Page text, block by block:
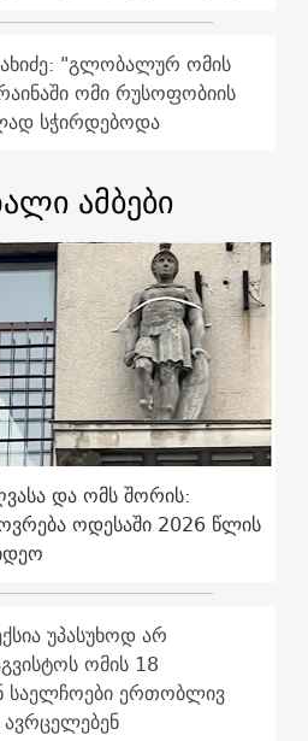
"გლობალურ ომის
ომი რუსოფობიის
სჭირდებოდა
ამბები
და ომს შორის:
ოდესაში 2026 წლის
უპასუხოდ არ
ომის 18
საელჩოები ერთობლივ
ავრცელებენ